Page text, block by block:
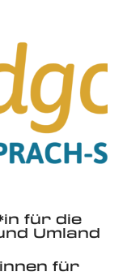
für die
Umland
für